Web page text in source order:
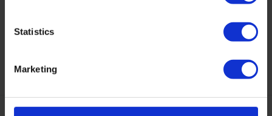
Statistics
Marketing
25,95 24,95